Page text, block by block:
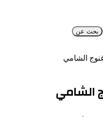
بحث عن
غنوج الشامي
الشامي